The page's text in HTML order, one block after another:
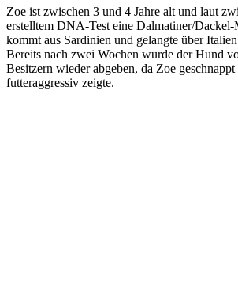
Zoe ist zwischen 3 und 4 Jahre alt und laut
erstelltem DNA-Test eine Dalmatiner/
kommt aus Sardinien und gelangte über
Bereits nach zwei Wochen wurde der Hund
Besitzern wieder abgeben, da Zoe geschnappt
futteraggressiv zeigte.